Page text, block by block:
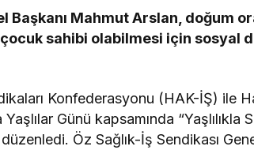
Başkanı Mahmut Arslan, doğum
çocuk sahibi olabilmesi için sosyal
Konfederasyonu (HAK-İŞ) ile
Yaşlılar Günü kapsamında
Öz Sağlık-İş Sendikası